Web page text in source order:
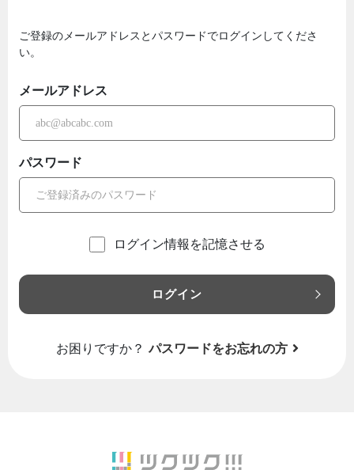
ご登録のメールアドレスとパスワードでログインしてくださ
い。
メールアドレス
パスワード
ログイン情報を記憶させる
ログイン
お困りですか？ パスワードをお忘れの方